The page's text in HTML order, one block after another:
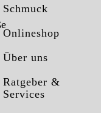
Schmuck
Onlineshop
Über uns
Ratgeber &
Services